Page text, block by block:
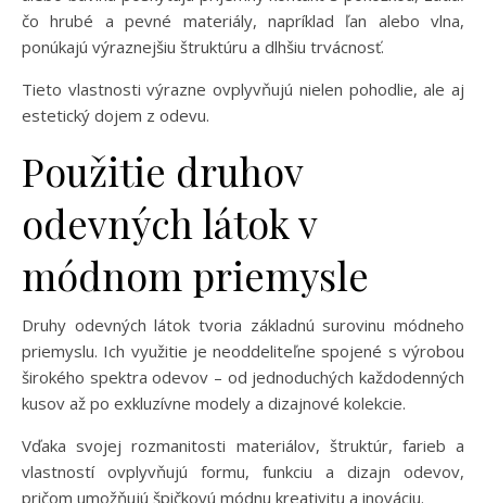
čo hrubé a pevné materiály, napríklad ľan alebo vlna,
ponúkajú výraznejšiu štruktúru a dlhšiu trvácnosť.
Tieto vlastnosti výrazne ovplyvňujú nielen pohodlie, ale aj
estetický dojem z odevu.
Použitie druhov
odevných látok v
módnom priemysle
Druhy odevných látok tvoria základnú surovinu módneho
priemyslu. Ich využitie je neoddeliteľne spojené s výrobou
širokého spektra odevov – od jednoduchých každodenných
kusov až po exkluzívne modely a dizajnové kolekcie.
Vďaka svojej rozmanitosti materiálov, štruktúr, farieb a
vlastností ovplyvňujú formu, funkciu a dizajn odevov,
pričom umožňujú špičkovú módnu kreativitu a inováciu.